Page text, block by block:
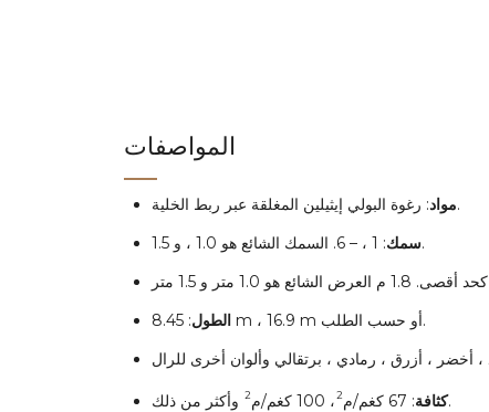
المواصفات
مواد: رغوة البولي إيثيلين المغلقة عبر ربط الخلية.
سمك: 1 ، – 6. السمك الشائع هو 1.0 ، و 1.5.
الطول
: 8.45 m ، 16.9 m أو حسب الطلب.
، أخضر ، أزرق ، رمادي ، برتقالي وألوان أخرى للرال
كثافة: 67 كغم/م 2، 100 كغم/م 2
وأكثر من ذلك.